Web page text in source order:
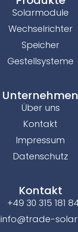
Solarmodule
Wechselrichter
Speicher
Gestellsysteme
Unternehmen
Über uns
Kontakt
Impressum
Datenschutz
Kontakt
+49 30 315 181
info@trade-